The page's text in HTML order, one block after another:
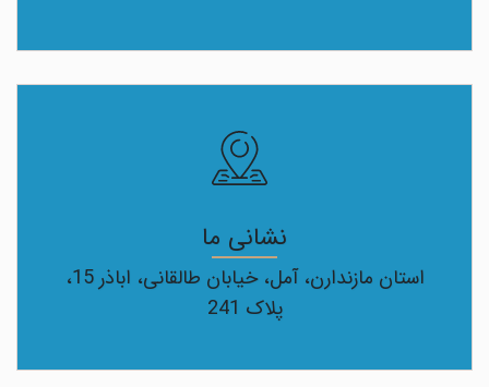
نشانی ما
استان مازندارن، آمل، خیابان طالقانی، اباذر 15،
پلاک 241